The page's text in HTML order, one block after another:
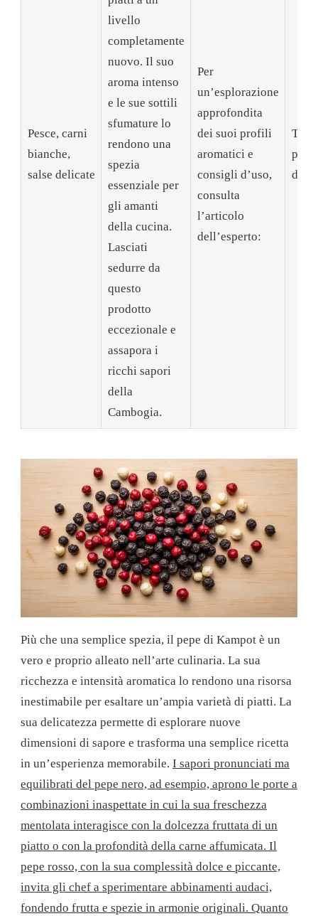
Pesce, carni
bianche,
salse delicate
livello
completamente
nuovo. Il suo
aroma intenso
e le sue sottili
sfumature lo
rendono una
spezia
essenziale per
gli amanti
della cucina.
Lasciati
sedurre da
questo
prodotto
eccezionale e
assapora i
ricchi sapori
della
Cambogia.
Per
un’esplorazione
approfondita
dei suoi profili
aromatici e
consigli d’uso,
consulta
l’articolo
dell’esperto:
di
Più che una semplice spezia, il pepe di Kampot è un
vero e proprio alleato nell’arte culinaria. La sua
ricchezza e intensità aromatica lo rendono una risorsa
inestimabile per esaltare un’ampia varietà di piatti. La
sua delicatezza permette di esplorare nuove
dimensioni di sapore e trasforma una semplice ricetta
in un’esperienza memorabile. I sapori pronunciati ma
equilibrati del pepe nero, ad esempio, aprono le porte a
combinazioni inaspettate in cui la sua freschezza
mentolata interagisce con la dolcezza fruttata di un
piatto o con la profondità della carne affumicata. Il
pepe rosso, con la sua complessità dolce e piccante,
invita gli chef a sperimentare abbinamenti audaci,
fondendo frutta e spezie in armonie originali. Quanto